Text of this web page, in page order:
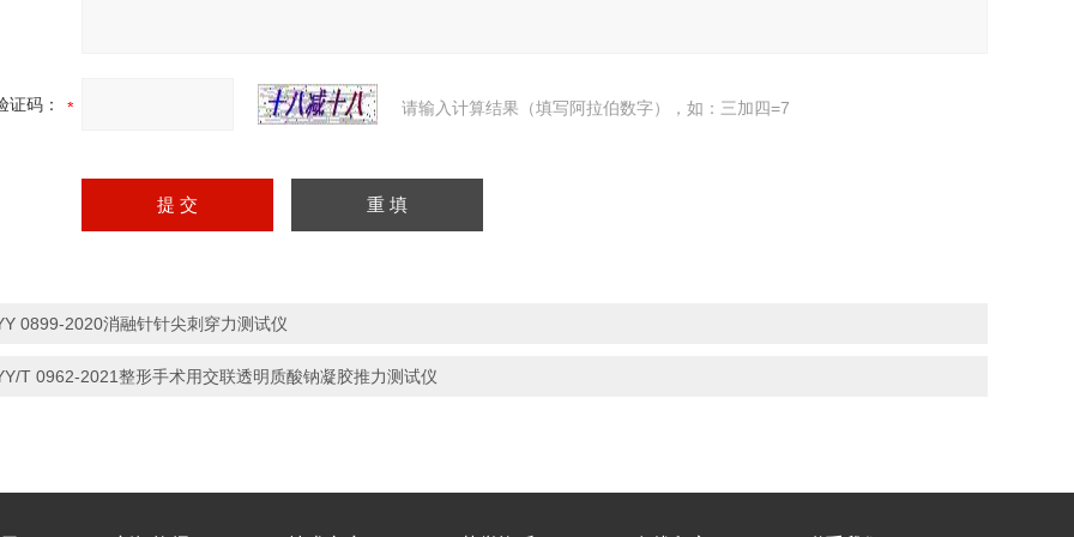
证码： 请输入计算结果（填写阿拉伯数字），如：三加四=7
0899-2020消融针针尖刺穿力测试仪
T 0962-2021整形手术用交联透明质酸钠凝胶推力测试仪